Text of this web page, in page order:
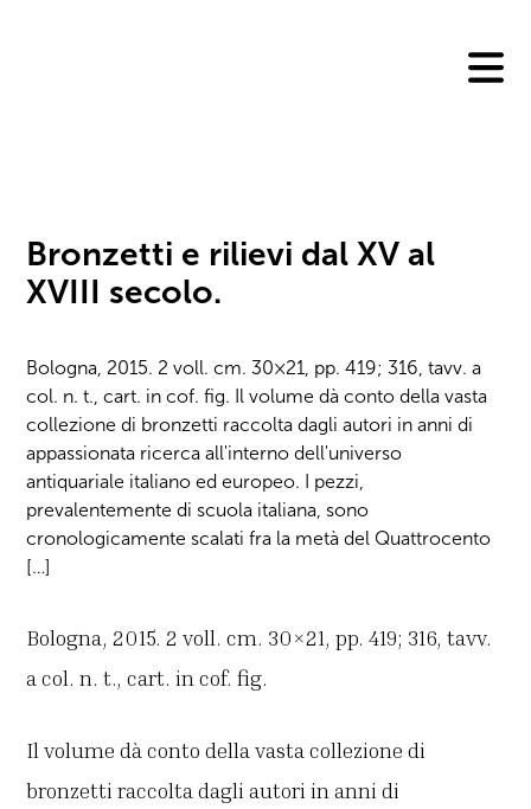
Bronzetti e rilievi dal XV al
XVIII secolo.
Bologna, 2015. 2 voll. cm. 30×21, pp. 419; 316, tavv. a
col. n. t., cart. in cof. fig. Il volume dà conto della vasta
collezione di bronzetti raccolta dagli autori in anni di
appassionata ricerca all'interno dell'universo
antiquariale italiano ed europeo. I pezzi,
prevalentemente di scuola italiana, sono
cronologicamente scalati fra la metà del Quattrocento
[…]
Bologna, 2015. 2 voll. cm. 30×21, pp. 419; 316, tavv.
a col. n. t., cart. in cof. fig.
Il volume dà conto della vasta collezione di
bronzetti raccolta dagli autori in anni di